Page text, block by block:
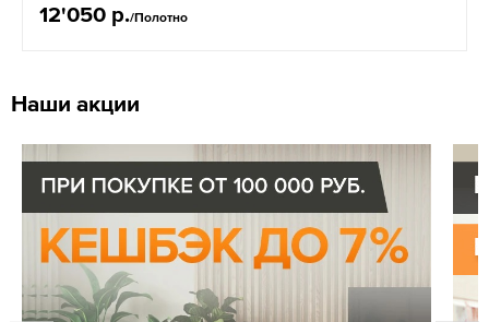
12'050 р./Полотно
Наши акции